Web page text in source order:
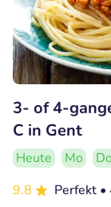
3- of 4-
C in Gent
Heute Mo Do
9.8
Perfekt •